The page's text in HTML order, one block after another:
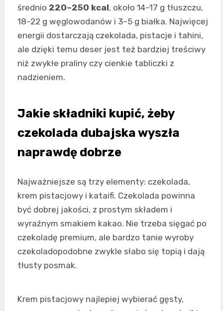
średnio 220–250 kcal, około 14–17 g tłuszczu,
18–22 g węglowodanów i 3–5 g białka. Najwięcej
energii dostarczają czekolada, pistacje i tahini,
ale dzięki temu deser jest też bardziej treściwy
niż zwykłe praliny czy cienkie tabliczki z
nadzieniem.
Jakie składniki kupić, żeby
czekolada dubajska wyszła
naprawdę dobrze
Najważniejsze są trzy elementy: czekolada,
krem pistacjowy i kataifi. Czekolada powinna
być dobrej jakości, z prostym składem i
wyraźnym smakiem kakao. Nie trzeba sięgać po
czekoladę premium, ale bardzo tanie wyroby
czekoladopodobne zwykle słabo się topią i dają
tłusty posmak.
Krem pistacjowy najlepiej wybierać gęsty,